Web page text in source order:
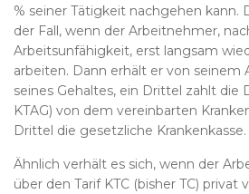
% seiner Tätigkeit nachgehen kann.
der Fall, wenn der Arbeitnehmer,
Arbeitsunfähigkeit, erst langsam
arbeiten. Dann erhält er von seinem
seines Gehaltes, ein Drittel zahlt die
KTAG) von dem vereinbarten
Drittel die gesetzliche Krankenkasse.
Ähnlich verhält es sich, wenn der
über den Tarif KTC (bisher TC) privat